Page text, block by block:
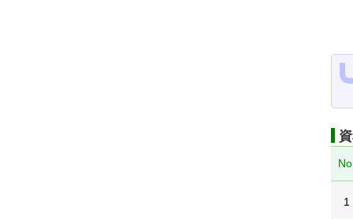
1